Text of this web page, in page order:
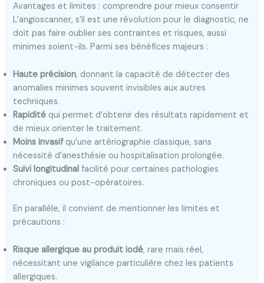
Avantages et limites : comprendre pour mieux consentir
L’angioscanner, s’il est une révolution pour le diagnostic, ne
doit pas faire oublier ses contraintes et risques, aussi
minimes soient-ils. Parmi ses bénéfices majeurs :
Haute précision, donnant la capacité de détecter des
anomalies minimes souvent invisibles aux autres
techniques.
Rapidité qui permet d’obtenir des résultats rapidement et
de mieux orienter le traitement.
Moins invasifqu’une artériographie classique, sans
nécessité d’anesthésie ou hospitalisation prolongée.
Suivi longitudinal facilité pour certaines pathologies
chroniques ou post-opératoires.
En parallèle, il convient de mentionner les limites et
précautions :
Risque allergique au produit iodé, rare mais réel,
nécessitant une vigilance particulière chez les patients
allergiques.